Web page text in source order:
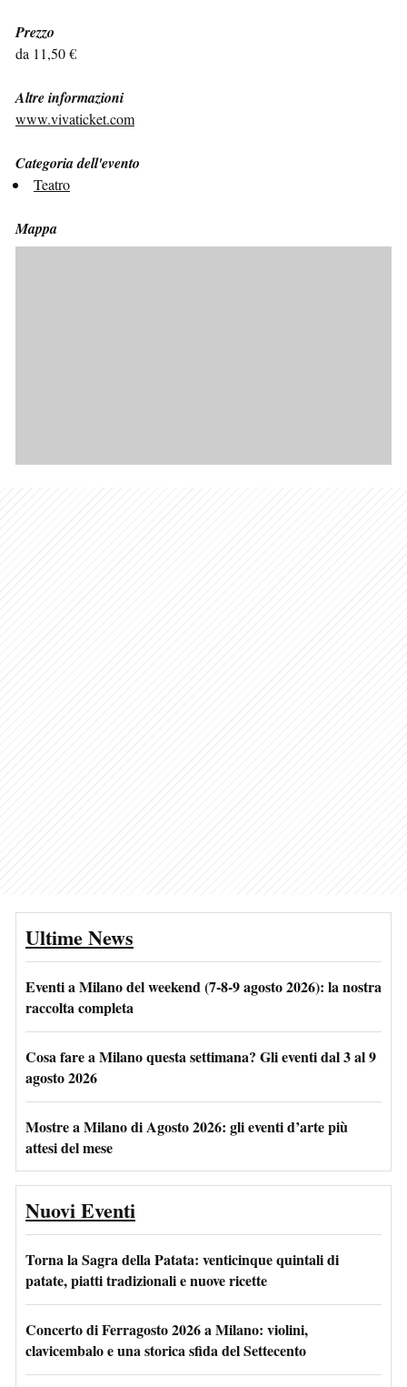
Prezzo
da 11,50 €
Altre informazioni
www.vivaticket.com
Categoria dell'evento
Teatro
Mappa
Ultime News
Eventi a Milano del weekend (7-8-9 agosto 2026): la nostra
raccolta completa
Cosa fare a Milano questa settimana? Gli eventi dal 3 al 9
agosto 2026
Mostre a Milano di Agosto 2026: gli eventi d’arte più
attesi del mese
Nuovi Eventi
Torna la Sagra della Patata: venticinque quintali di
patate, piatti tradizionali e nuove ricette
Concerto di Ferragosto 2026 a Milano: violini,
clavicembalo e una storica sfida del Settecento